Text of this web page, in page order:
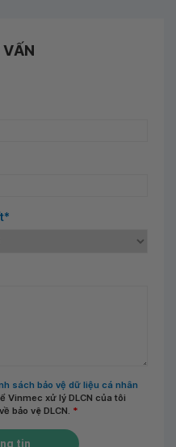
sách bảo vệ dữ liệu cá nhân
Vinmec xử lý DLCN của tôi
bảo vệ DLCN. *
tin